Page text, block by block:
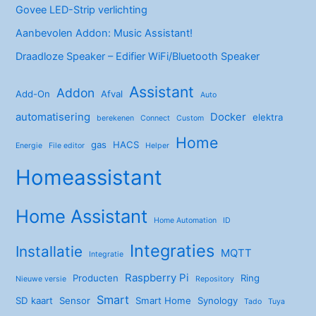
Govee LED-Strip verlichting
Aanbevolen Addon: Music Assistant!
Draadloze Speaker – Edifier WiFi/Bluetooth Speaker
Add-On Addon Afval Assistant Auto
automatisering berekenen Connect Custom Docker elektra
Energie File editor gas HACS Helper Home
Homeassistant
Home Assistant Home Automation ID
Installatie Integratie Integraties MQTT
Nieuwe versie Producten Raspberry Pi Repository
Ring
SD kaart
Sensor Smart Smart Home Synology Tado Tuya